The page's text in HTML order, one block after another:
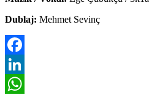
Dublaj: Mehmet Sevinç
Facebook
LinkedIn